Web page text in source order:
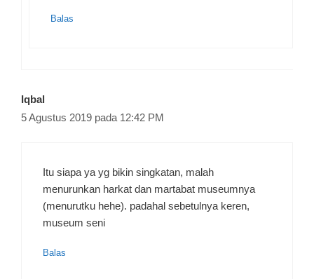
Balas
Iqbal
5 Agustus 2019 pada 12:42 PM
Itu siapa ya yg bikin singkatan, malah
menurunkan harkat dan martabat museumnya
(menurutku hehe). padahal sebetulnya keren,
museum seni
Balas